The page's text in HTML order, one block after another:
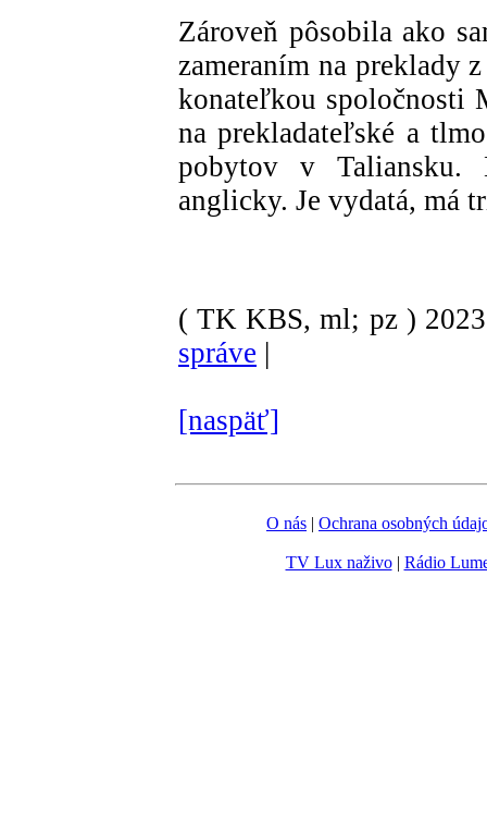
Zároveň pôsobila ako
zameraním na preklady
konateľkou spoločnosti
na prekladateľské a
pobytov v Taliansku.
anglicky. Je vydatá, má
( TK KBS, ml; pz )
správe |
[naspäť]
O nás | Ochrana osobných
TV Lux naživo| Rádio